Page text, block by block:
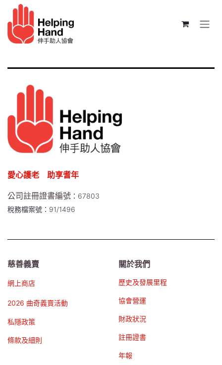
跳至內容
愛心護老 助享耆年
公司註冊證書編號 ：67803
稅務檔案號：91/1496
慈善義賣
網上商店
2026 曲奇義賣活動
私隱政策
條款及細則
關於我們
歷史及發展里程
協會營運
財政狀況
註冊證書
年報